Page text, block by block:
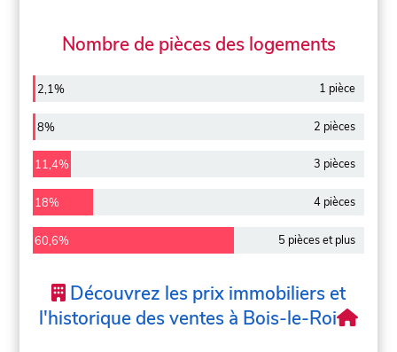
Nombre de pièces des logements
2,1% 1 pièce
8% 2 pièces
11,4% 3 pièces
18% 4 pièces
60,6% 5 pièces et plus
Découvrez les prix immobiliers et
l'historique des ventes à Bois-le-Roi